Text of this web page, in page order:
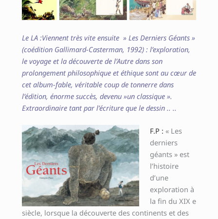
Le LA :Viennent très vite ensuite » Les Derniers Géants »
(coédition Gallimard-Casterman, 1992) : l’exploration,
le voyage et la découverte de l’Autre dans son
prolongement philosophique et éthique sont au cœur de
cet album-fable, véritable coup de tonnerre dans
l’édition, énorme succès, devenu »un classique ».
Extraordinaire tant par l’écriture que le dessin .. ..
F.P : « Les
derniers
géants » est
l’histoire
d’une
exploration à
la fin du XIX e
siècle, lorsque la découverte des continents et des